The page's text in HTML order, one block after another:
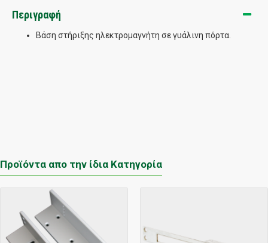
Περιγραφή
Βάση στήριξης ηλεκτρομαγνήτη σε γυάλινη πόρτα.
Προϊόντα απο την ίδια Κατηγορία